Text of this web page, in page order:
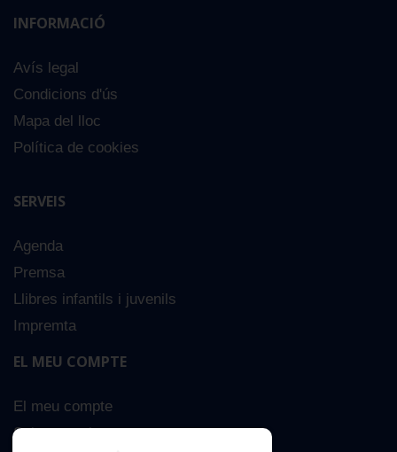
INFORMACIÓ
Avís legal
Condicions d'ús
Mapa del lloc
Política de cookies
SERVEIS
Agenda
Premsa
Llibres infantils i juvenils
Impremta
EL MEU COMPTE
El meu compte
Sobre nosaltres